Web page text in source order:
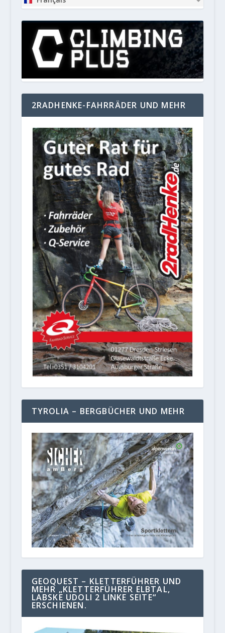
2RADHENKE-FAHRRÄDER UND MEHR
TYROLIA – BERGBÜCHER UND MEHR
GEOQUEST – KLETTERFÜHRER UND
MEHR „KLETTERFÜHRER ELBTAL,
LABSKE UDOLI 2 LINKE SEITE“
ERSCHIENEN.